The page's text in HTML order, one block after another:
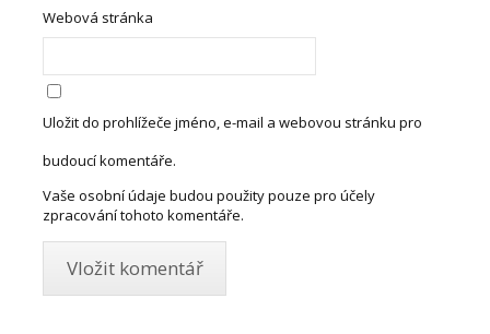
Webová stránka
Uložit do prohlížeče jméno, e-mail a webovou stránku pro
budoucí komentáře.
Vaše osobní údaje budou použity pouze pro účely
zpracování tohoto komentáře.